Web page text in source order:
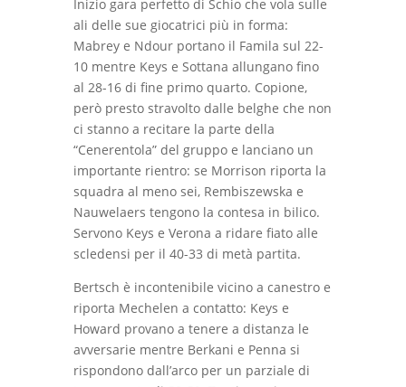
Inizio gara perfetto di Schio che vola sulle
ali delle sue giocatrici più in forma:
Mabrey e Ndour portano il Famila sul 22-
10 mentre Keys e Sottana allungano fino
al 28-16 di fine primo quarto. Copione,
però presto stravolto dalle belghe che non
ci stanno a recitare la parte della
“Cenerentola” del gruppo e lanciano un
importante rientro: se Morrison riporta la
squadra al meno sei, Rembiszewska e
Nauwelaers tengono la contesa in bilico.
Servono Keys e Verona a ridare fiato alle
scledensi per il 40-33 di metà partita.
Bertsch è incontenibile vicino a canestro e
riporta Mechelen a contatto: Keys e
Howard provano a tenere a distanza le
avversarie mentre Berkani e Penna si
rispondono dall’arco per un parziale di